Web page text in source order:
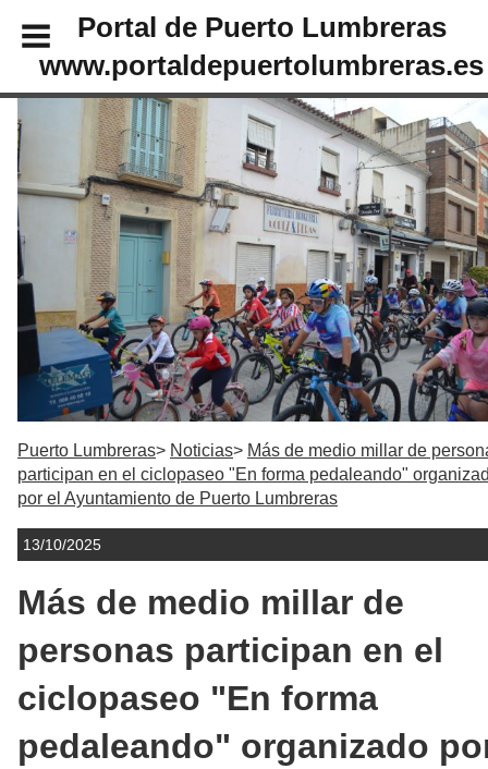
Portal de Puerto Lumbreras
www.portaldepuertolumbreras.es
Puerto Lumbreras Noticias
Más de medio millar de
participan en el ciclopaseo "En forma pedaleando"
por el Ayuntamiento de Puerto Lumbreras
13/10/2025
Más de medio millar de
personas participan en el
ciclopaseo "En forma
pedaleando" organizado